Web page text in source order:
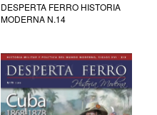
DESPERTA FERRO HISTORIA
MODERNA N.14